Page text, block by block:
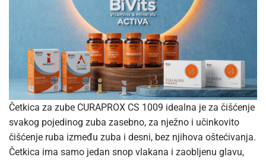
Četkica za zube CURAPROX CS 1009 idealna je za čišćenje
svakog pojedinog zuba zasebno, za nježno i učinkovito
čišćenje ruba između zuba i desni, bez njihova oštećivanja.
Četkica ima samo jedan snop vlakana i zaobljenu glavu,